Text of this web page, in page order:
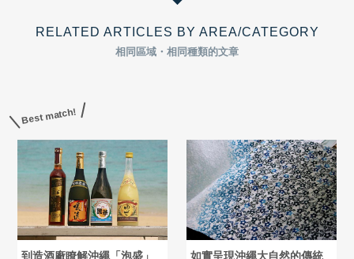
RELATED ARTICLES BY AREA/CATEGORY
相同區域・相同種類的文章
Best match!
到造酒廠瞭解沖繩「泡盛」
如實呈現沖繩大自然的傳統